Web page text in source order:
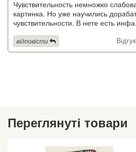
Чувствительность немножко
картинка. Но уже научились
чувствительности. В нете есть инфа.
відповісти
Переглянуті товари